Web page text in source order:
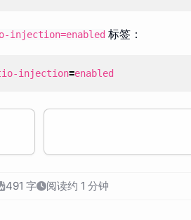
injection=enabled 标签：
injection=enabled
491 字 阅读约 1 分钟